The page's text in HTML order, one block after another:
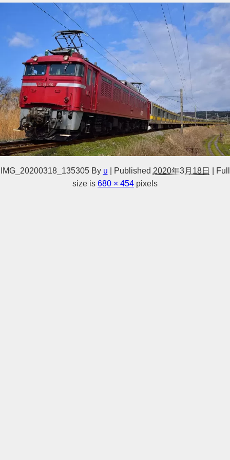
IMG_20200318_135305 By u Published 2020年3月18日
Full
size is 680 × 454 pixels